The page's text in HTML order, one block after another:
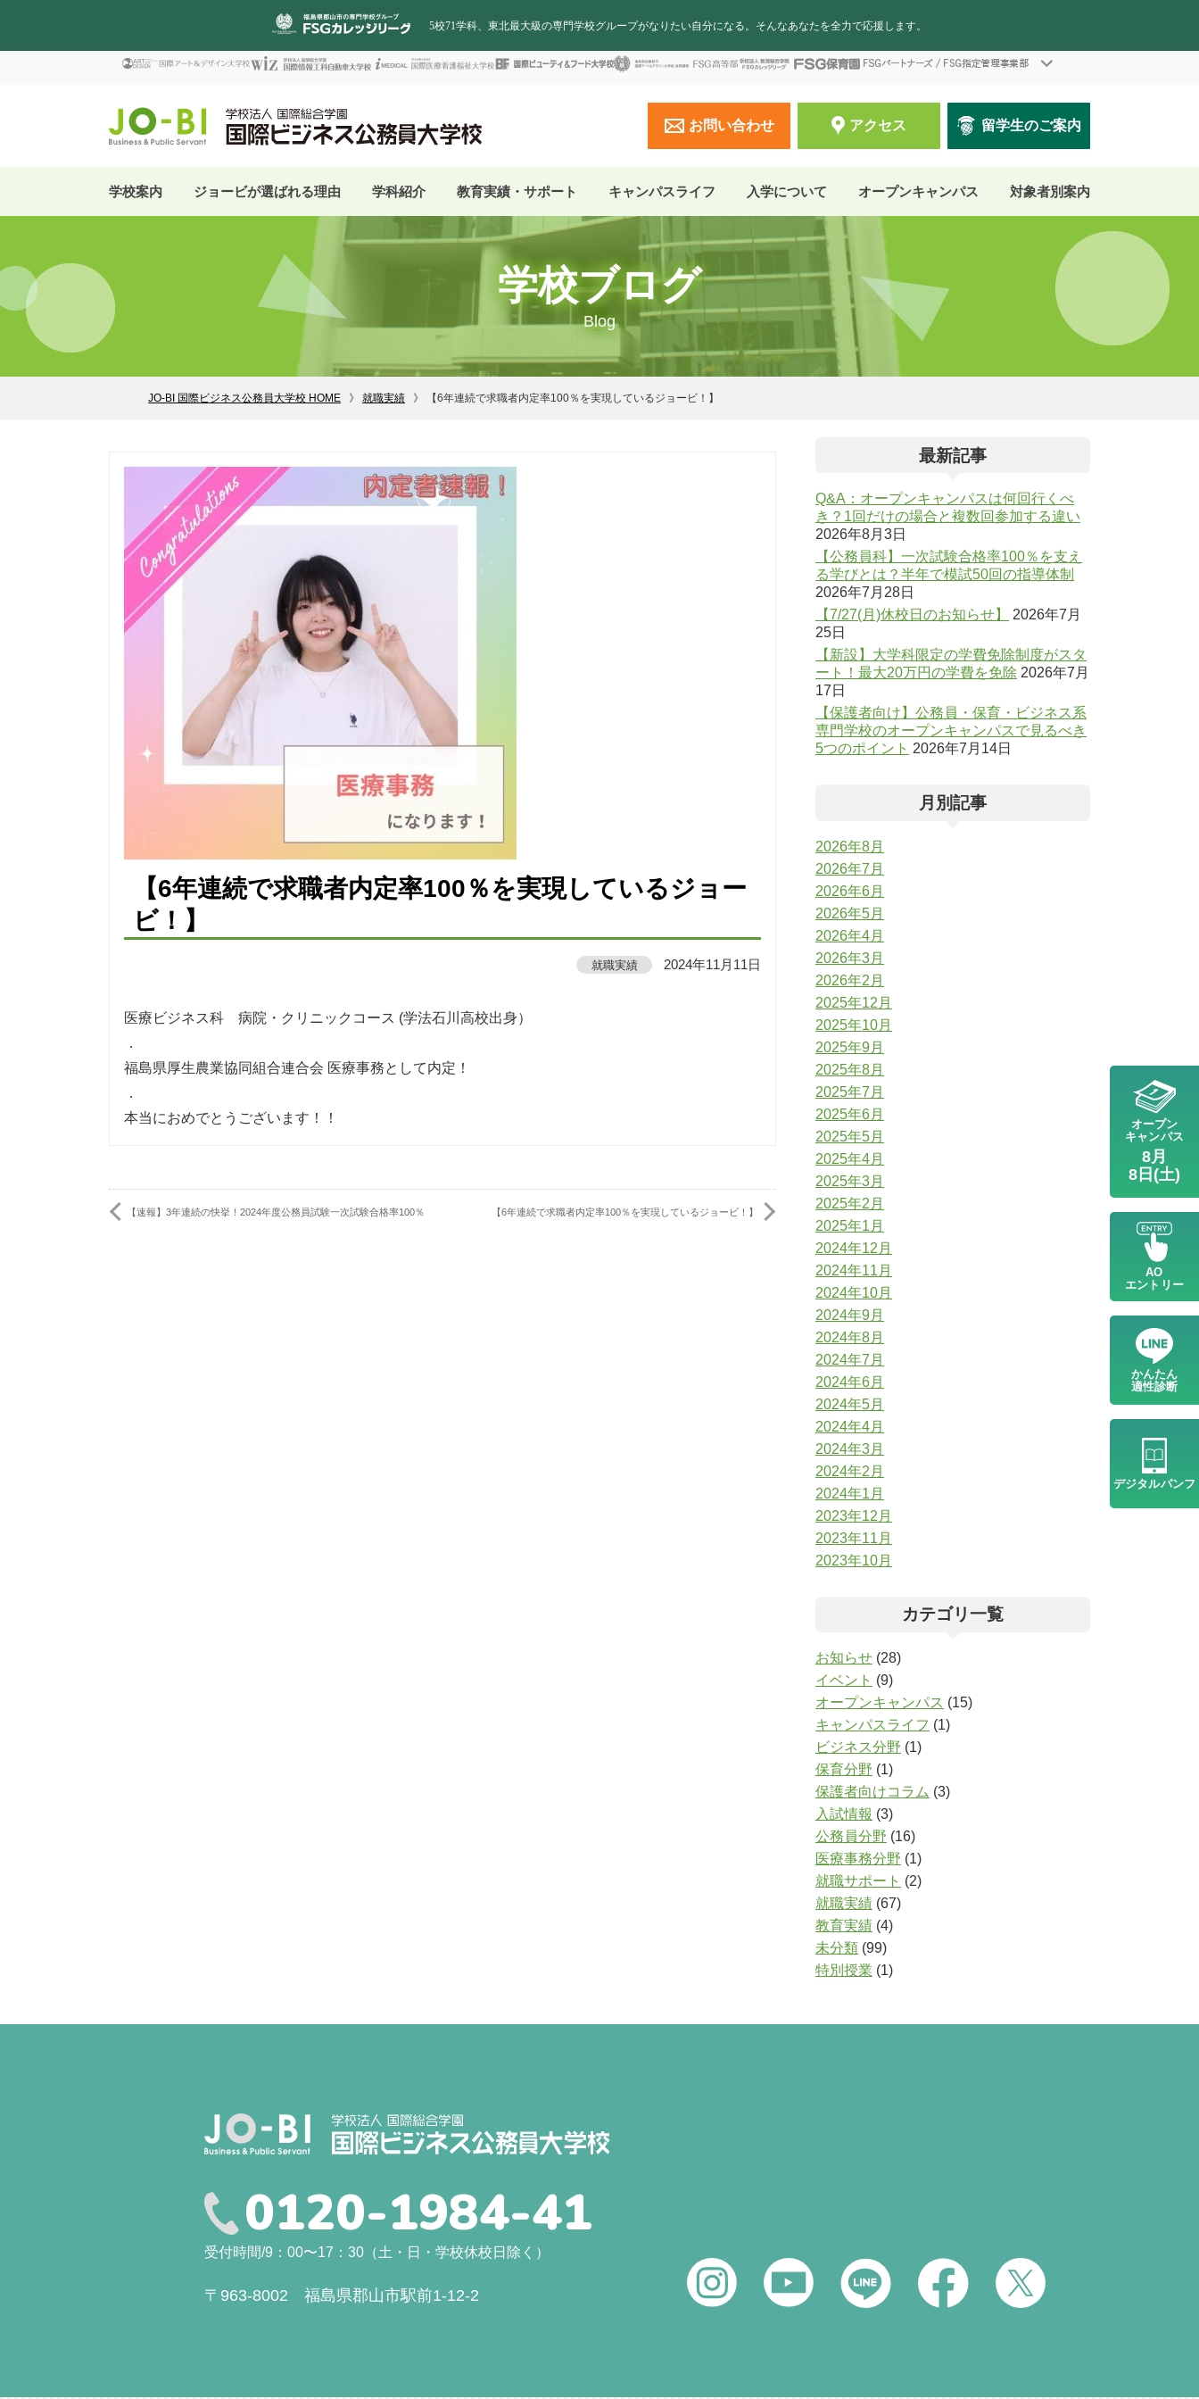
5校71学科、東北最大級の専門学校グループがなりたい自分になる。そんなあなたを全力で応援します。
お問い合わせ アクセス 留学生のご案内
学校案内 ジョービが選ばれる理由 学科紹介 教育実績・サポート キャンパスライフ 入学について オープンキャンパス 対象者別案内
学校ブログ
Blog
JO-BI 国際ビジネス公務員大学校 HOME 就職実績 【6年連続で求職者内定率100％を実現しているジョービ！】
【6年連続で求職者内定率100％を実現しているジョー
ビ！】
就職実績 2024年11月11日
医療ビジネス科 病院・クリニックコース (学法石川高校出身）
．
福島県厚生農業協同組合連合会 医療事務として内定！
．
本当におめでとうございます！！
【速報】3年連続の快挙！2024年度公務員試験一次試験合格率100％ 【6年連続で求職者内定率100％を実現しているジョービ！】
最新記事
Q&A：オープンキャンパスは何回行くべ
き？1回だけの場合と複数回参加する違い
2026年8月3日
【公務員科】一次試験合格率100％を支え
る学びとは？半年で模試50回の指導体制
2026年7月28日
【7/27(月)休校日のお知らせ】
2026年7月
25日
【新設】大学科限定の学費免除制度がスタ
ート！最大20万円の学費を免除 2026年7月
17日
【保護者向け】公務員・保育・ビジネス系
専門学校のオープンキャンパスで見るべき
5つのポイント 2026年7月14日
月別記事
2026年8月
2026年7月
2026年6月
2026年5月
2026年4月
2026年3月
2026年2月
2025年12月
2025年10月
2025年9月
2025年8月
2025年7月
2025年6月
2025年5月
2025年4月
2025年3月
2025年2月
2025年1月
2024年12月
2024年11月
2024年10月
2024年9月
2024年8月
2024年7月
2024年6月
2024年5月
2024年4月
2024年3月
2024年2月
2024年1月
2023年12月
2023年11月
2023年10月
カテゴリ一覧
お知らせ (28)
イベント (9)
オープンキャンパス (15)
キャンパスライフ (1)
ビジネス分野 (1)
保育分野 (1)
保護者向けコラム (3)
入試情報 (3)
公務員分野 (16)
医療事務分野 (1)
就職サポート (2)
就職実績 (67)
教育実績 (4)
未分類 (99)
特別授業 (1)
0120-1984-41
受付時間/9：00〜17：30（土・日・学校休校日除く）
〒963-8002 福島県郡山市駅前1-12-2
オープン
キャンパス
8月
8日(土)
AO
エントリー
かんたん
適性診断
デジタルパンフ